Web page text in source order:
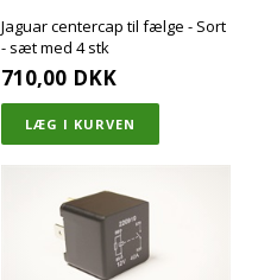
Jaguar centercap til fælge - Sort
- sæt med 4 stk
710,00 DKK